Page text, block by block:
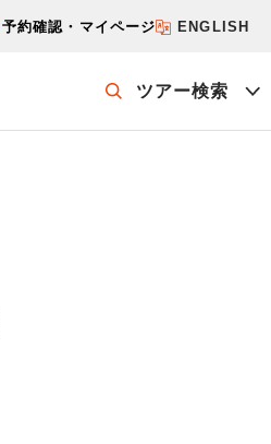
予約確認・マイページ ENGLISH
ツアー検索